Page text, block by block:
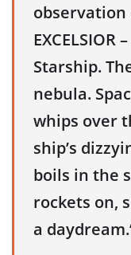
observation
EXCELSIOR
Starship.
nebula.
whips over
ship’s
boils in the
rockets on,
a